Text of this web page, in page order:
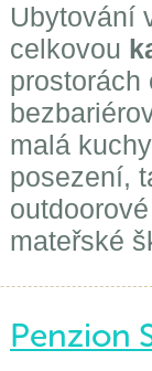
Ubytování
celkovou
prostorách
malá
posezení,
mateřské
Penzion